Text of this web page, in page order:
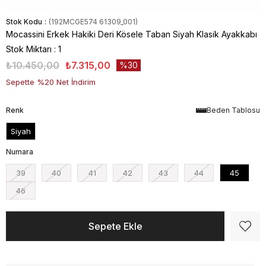
Stok Kodu (192MCGE574 61309_001)
Mocassini Erkek Hakiki Deri Kösele Taban Siyah Klasik Ayakkabı
Stok Miktarı : 1
₺10.450,00 ₺7.315,00 30
Sepette %20 Net İndirim
Beden Tablosu
Renk
Siyah
Numara
39 40 41 42 43 44
45
46